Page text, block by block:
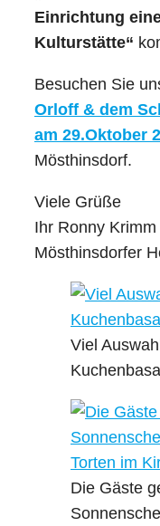
Einrichtung
Kulturstätte“
Besuchen Sie
Orloff & dem
am 29.Oktober
Mösthinsdorf.
Viele Grüße
Ihr Ronny Krimm
Mösthinsdorfer
Viel
Die Gäste